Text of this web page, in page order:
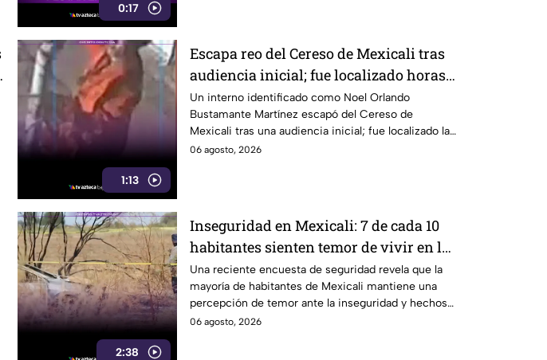
0:17
1:13
Escapa reo del Cereso de Mexicali tras
audiencia inicial; fue localizado horas
después
Un interno identificado como Noel Orlando
Bustamante Martínez escapó del Cereso de
Mexicali tras una audiencia inicial; fue localizado la
noche del miércoles.
06 agosto, 2026
2:38
Inseguridad en Mexicali: 7 de cada 10
habitantes sienten temor de vivir en la
capital cachanilla
Una reciente encuesta de seguridad revela que la
mayoría de habitantes de Mexicali mantiene una
percepción de temor ante la inseguridad y hechos
delictivos.
06 agosto, 2026